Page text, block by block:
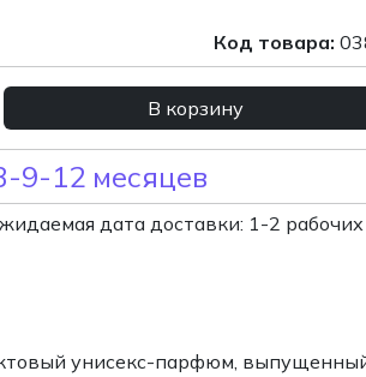
Код товара:
В корзину
9-12 месяцев
дата доставки: 1-2 рабочих
унисекс-парфюм,